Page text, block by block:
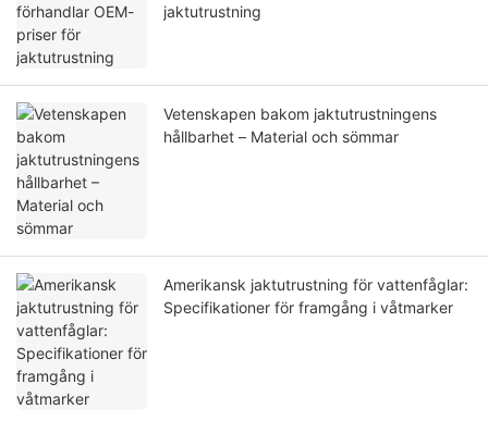
jaktutrustning
Vetenskapen bakom jaktutrustningens
hållbarhet – Material och sömmar
Amerikansk jaktutrustning för vattenfåglar:
Specifikationer för framgång i våtmarker